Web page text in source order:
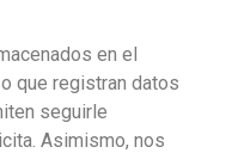
en el
que registran datos
seguirle
Asimismo, nos